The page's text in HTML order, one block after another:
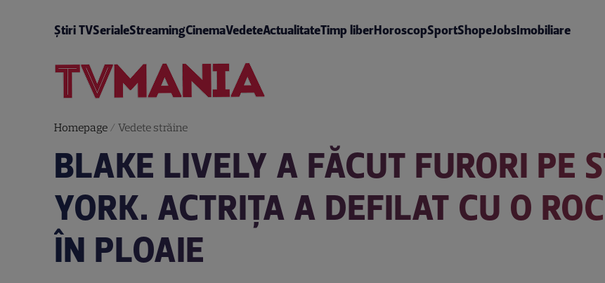
Știri TVSerialeStreamingCinemaVedeteActualitateTimp liberHoroscopSportShopeJobsImobiliare
Homepage/ Vedete străine
BLAKE LIVELY A FĂCUT FURORI PE
YORK. ACTRIȚA A DEFILAT CU O
ÎN PLOAIE